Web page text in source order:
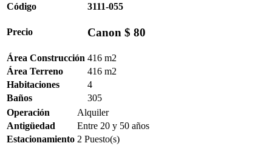
Código 3111-055
Precio Canon $ 80
Área Construcción 416 m2
Área Terreno
416 m2
Habitaciones
4
Baños
305
Operación
Alquiler
Antigüedad
Entre 20 y 50 años
Estacionamiento 2 Puesto(s)